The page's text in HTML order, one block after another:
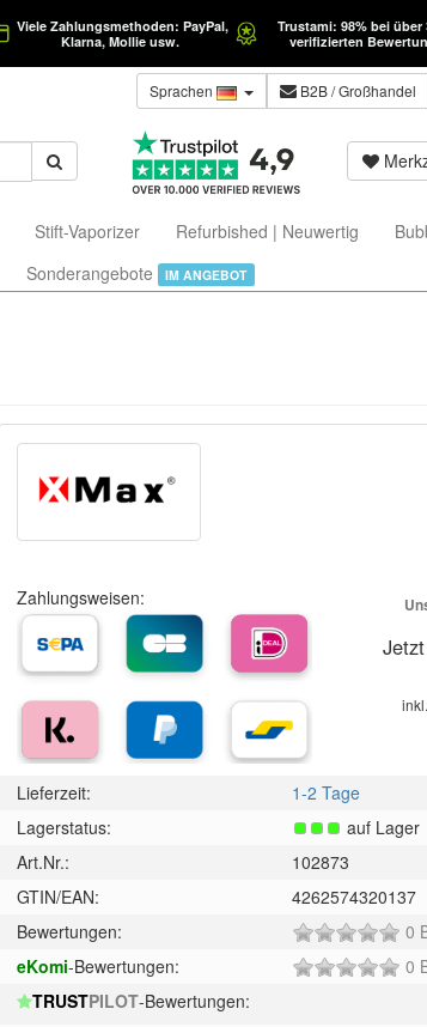
Viele Zahlungsmethoden: PayPal,
Klarna, Mollie usw.
Trustami: 98% bei über
verifizierten
Sprachen B2B/ Großhandel
Stift-Vaporizer Refurbished | Neuwertig
Sonderangebote IM ANGEBOT
Zahlungsweisen:
Lieferzeit:
1-2 Tage
Lagerstatus:
auf Lager
Art.Nr.:
102873
GTIN/EAN:
4262574320137
Bewertungen:
0
5
0
eKomi-Bewertungen:
00
TRUSTPILOT-Bewertungen: